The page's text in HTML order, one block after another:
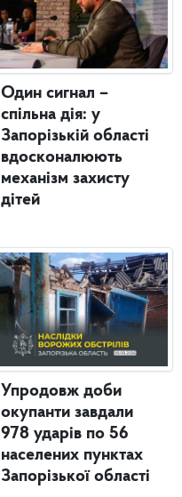
Один сигнал –
спільна дія: у
Запорізькій області
вдосконалюють
механізм захисту
дітей
Упродовж доби
окупанти завдали
978 ударів по 56
населених пунктах
Запорізької області